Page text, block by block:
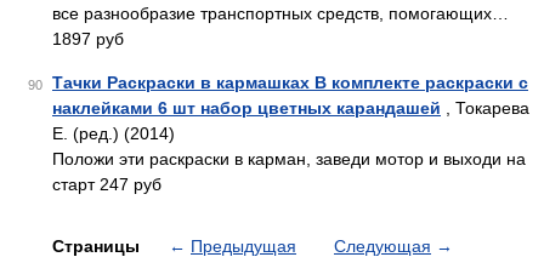
все разнообразие транспортных средств, помогающих…
1897 руб
90
Тачки Раскраски в кармашках В комплекте раскраски с
наклейками 6 шт набор цветных карандашей , Токарева
Е. (ред.) (2014)
Положи эти раскраски в карман, заведи мотор и выходи на
старт 247 руб
Страницы ← Предыдущая Следующая →